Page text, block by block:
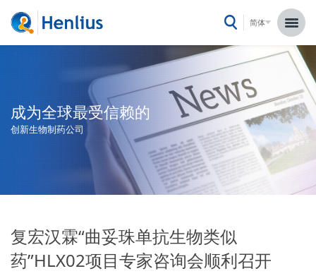
简体
成为全球最受信赖的
创新生物制药公司
复宏汉霖“曲妥珠单抗生物类似
药”HLX02项目专家咨询会顺利召开